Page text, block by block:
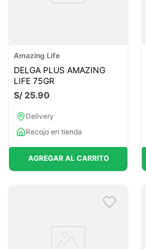
Amazing Life
DELGA PLUS AMAZING
LIFE 75GR
S/25.90
Delivery
Recojo en tienda
AGREGAR AL CARRITO